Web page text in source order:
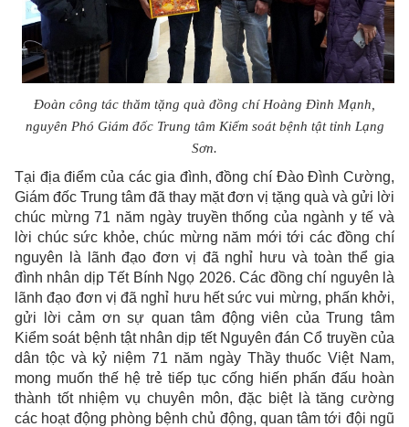
Đoàn công tác thăm tặng quà đồng chí Hoàng Đình Mạnh,
nguyên Phó Giám đốc Trung tâm Kiểm soát bệnh tật tỉnh Lạng
Sơn.
Tại địa điểm của các gia đình, đồng chí Đào Đình Cường,
Giám đốc Trung tâm đã thay mặt đơn vị tặng quà và gửi lời
chúc mừng 71 năm ngày truyền thống của ngành y tế và
lời chúc sức khỏe, chúc mừng năm mới tới các đồng chí
nguyên là lãnh đạo đơn vị đã nghỉ hưu và toàn thể gia
đình nhân dịp Tết Bính Ngọ 2026. Các đồng chí nguyên là
lãnh đạo đơn vị đã nghỉ hưu hết sức vui mừng, phấn khởi,
gửi lời cảm ơn sự quan tâm động viên của Trung tâm
Kiểm soát bệnh tật nhân dịp tết Nguyên đán Cổ truyền của
dân tộc và kỷ niệm 71 năm ngày Thầy thuốc Việt Nam,
mong muốn thế hệ trẻ tiếp tục cống hiến phấn đấu hoàn
thành tốt nhiệm vụ chuyên môn, đặc biệt là tăng cường
các hoạt động phòng bệnh chủ động, quan tâm tới đội ngũ